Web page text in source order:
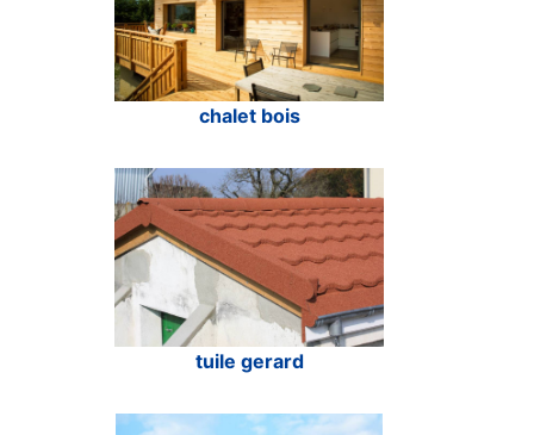
chalet bois
tuile gerard